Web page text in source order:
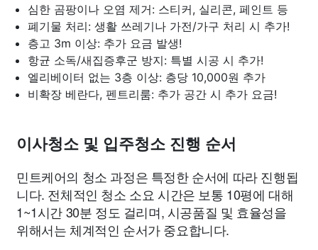
심한 곰팡이나 오염 제거: 스티커, 실리콘, 페인트 등
폐기물 처리: 생활 쓰레기나 가전/가구 처리 시 추가!
층고 3m 이상: 추가 요금 발생!
항균 소독/새집증후군 방지: 특별 시공 시 추가!
엘리베이터 없는 3층 이상: 층당 10,000원 추가
비확장 베란다, 펜트리룸: 추가 공간 시 추가 요금!
이사청소 및 입주청소 진행 순서
민트케어의 청소 과정은 특정한 순서에 따라 진행됩
니다. 전체적인 청소 소요 시간은 보통 10평에 대해
1~1시간 30분 정도 걸리며, 시공품질 및 효율성을
위해서는 체계적인 순서가 중요합니다.